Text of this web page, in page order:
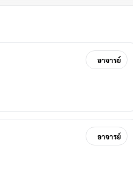
อาจารย์
อาจารย์